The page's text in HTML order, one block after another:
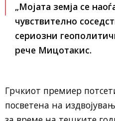
„Мојата земја се
чувствително
сериозни
рече Мицотакис.
Грчкиот премиер
посветена на